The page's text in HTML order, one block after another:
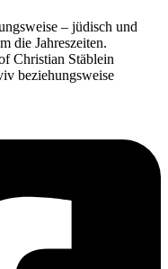
– jüdisch und
die Jahreszeiten.
Christian Stäblein
beziehungsweise